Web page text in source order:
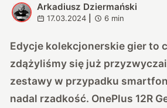
A
Arkadiusz Dziermański
17.03.2024 6 min
Edycje kolekcjonerskie gier to
zdążyliśmy się już
zestawy w przypadku
nadal rzadkość. OnePlus 12R